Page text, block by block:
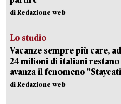
di Redazione web
Lo studio
Vacanze sempre più care,
24 milioni di italiani restano
avanza il fenomeno
di Redazione web